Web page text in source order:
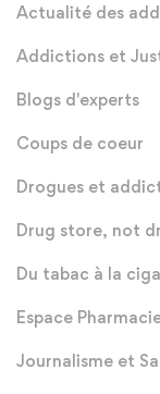
Actualité des
Addictions et
Blogs d'experts
Coups de coeur
Drogues et
Drug store, not
Du tabac à la
Espace
Journalisme et